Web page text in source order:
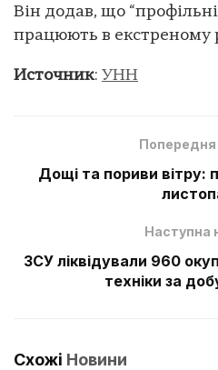
Він додав, що
працюють в екстреному
Источник: УНН
Попередня
Дощі та пориви вітру:
Наступна
ЗСУ ліквідували 960
техніки за
Схожі Новини